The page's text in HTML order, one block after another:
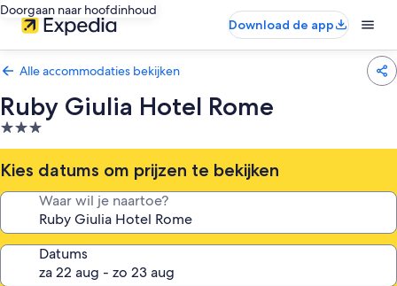
Doorgaan naar hoofdinhoud
Download de app
Alle accommodaties bekijken
Ruby Giulia Hotel Rome
3.0-
sterrenaccommodatie
Kies datums om prijzen te bekijken
Waar wil je naartoe?
Datums